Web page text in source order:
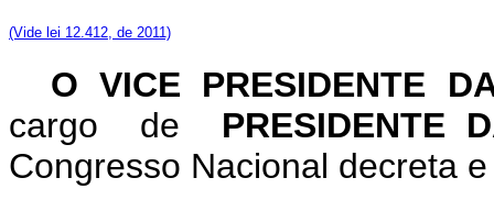
(Vide lei 12.412, de 2011)
O VICE PRESIDENTE
cargo de PRESIDENTE
Congresso Nacional decreta